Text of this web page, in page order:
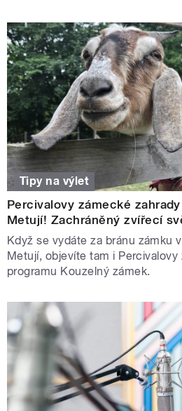
Tipy na výlet
Percivalovy zámecké
Metují! Zachráněný zvířecí
Když se vydáte za bránu zámku
Metují, objevíte tam i
programu Kouzelný zámek.